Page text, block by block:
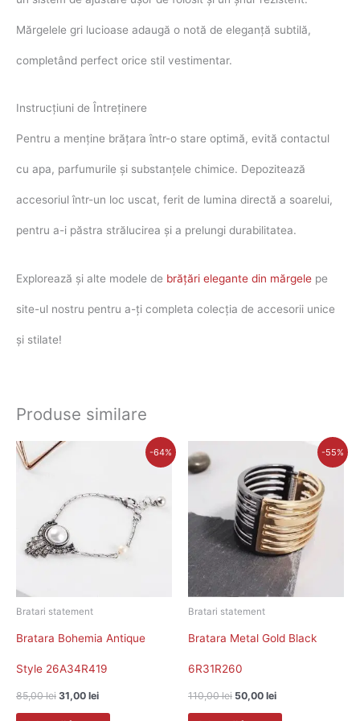
Mărgelele gri lucioase adaugă o notă de eleganță subtilă,
completând perfect orice stil vestimentar.
Instrucțiuni de Întreținere
Pentru a menține brățara într-o stare optimă, evită contactul
cu apa, parfumurile și substanțele chimice. Depozitează
accesoriul într-un loc uscat, ferit de lumina directă a soarelui,
pentru a-i păstra strălucirea și a prelungi durabilitatea.
Explorează și alte modele de brățări elegante din mărgele pe
site-ul nostru pentru a-ți completa colecția de accesorii unice
și stilate!
Produse similare
-64%
Bratari statement
Bratara Bohemia Antique
Style 26A34R419
85,00lei
Prețul
85,00 lei.
31,00 lei
-55%
Bratari statement
Bratara Metal Gold Black
6R31R260
110,00lei
fost:
110,00 lei.
50,00 lei
este:
50,00 lei.